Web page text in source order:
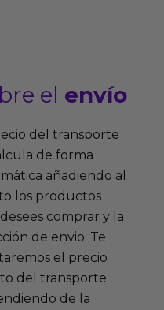
el envío
del transporte
de forma
añadiendo al
los productos
comprar y la
de envio. Te
el precio
del transporte
de la